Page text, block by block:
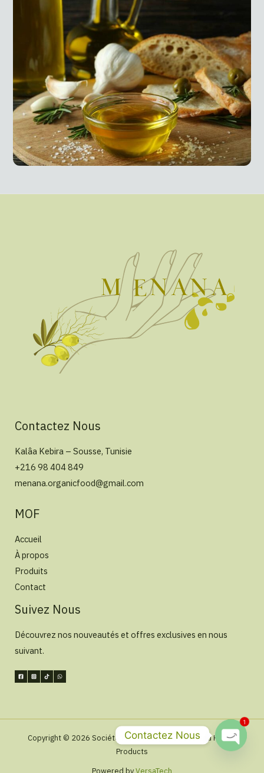
Contactez Nous
Kalâa Kebira – Sousse, Tunisie
+216 98 404 849
menana.organicfood@gmail.com
MOF
Accueil
À propos
Produits
Contact
Suivez Nous
Découvrez nos nouveautés et offres exclusives en nous
suivant.
Copyright © 2026 Société Menana Organic Food and Herbal
Products
Powered byVersaTech
Contactez Nous
Open
1